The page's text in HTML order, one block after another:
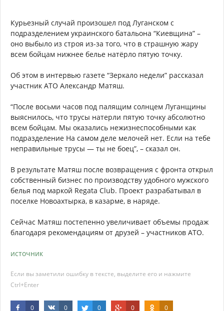
Курьезный случай произошел под Луганском с
подразделением украинского батальона “Киевщина” –
оно выбыло из строя из-за того, что в страшную жару
всем бойцам нижнее белье натёрло пятую точку.
Об этом в интервью газете “Зеркало недели” рассказал
участник АТО Александр Матяш.
“После восьми часов под палящим солнцем Луганщины
выяснилось, что трусы натерли пятую точку абсолютно
всем бойцам. Мы оказались нежизнеспособными как
подразделение На самом деле мелочей нет. Если на тебе
неправильные трусы — ты не боец”, – сказал он.
В результате Матяш после возвращения с фронта открыл
собственный бизнес по производству удобного мужского
белья под маркой Regata Club. Проект разрабатывал в
поселке Новоахтырка, в казарме, в наряде.
Сейчас Матяш постепенно увеличивает объемы продаж
благодаря рекомендациям от друзей – участников АТО.
источник
Если вы заметили ошибку в тексте, выделите его и нажмите
Ctrl+Enter
0 0 0 0 0